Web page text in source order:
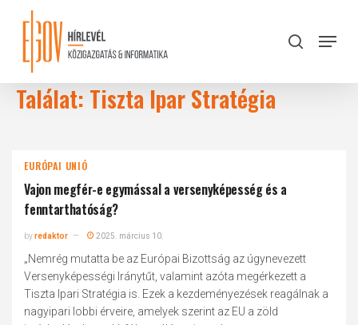
content
search
Menu
Találat: Tiszta Ipar Stratégia
EURÓPAI UNIÓ
Vajon megfér-e egymással a versenyképesség és a
fenntarthatóság?
byredaktor 2025. március 10.
„Nemrég mutatta be az Európai Bizottság az úgynevezett
Versenyképességi Iránytűt, valamint azóta megérkezett a
Tiszta Ipari Stratégia is. Ezek a kezdeményezések reagálnak a
nagyipari lobbi érveire, amelyek szerint az EU a zöld
Close